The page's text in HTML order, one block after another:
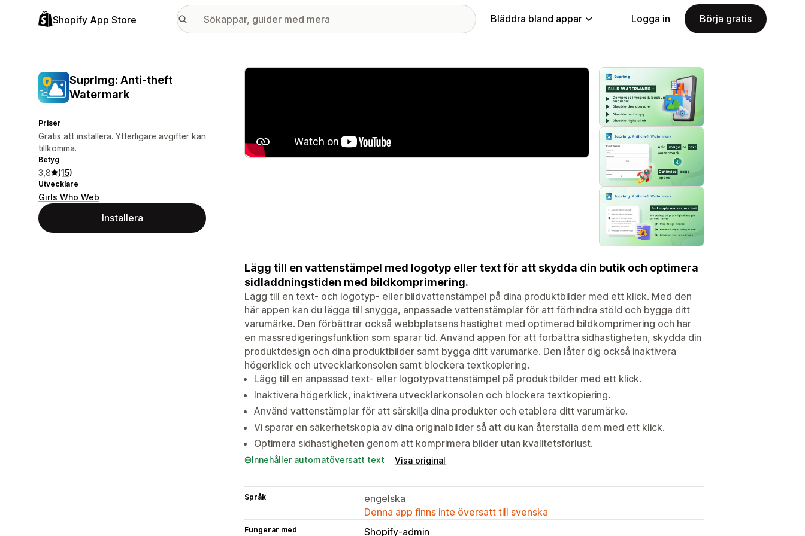
Shopify App Store Bläddra bland appar Logga in Börja gratis
SuprImg: Anti‑theft
Watermark
Priser
Gratis att installera. Ytterligare avgifter kan
tillkomma.
Betyg
3,8 (15)
Utvecklare
Girls Who Web
Installera
Galleri med utvalda bilder
Lägg till en vattenstämpel med logotyp eller text för att skydda din butik och optimera
sidladdningstiden med bildkomprimering.
Lägg till en text- och logotyp- eller bildvattenstämpel på dina produktbilder med ett klick. Med den
här appen kan du lägga till snygga, anpassade vattenstämplar för att förhindra stöld och bygga ditt
varumärke. Den förbättrar också webbplatsens hastighet med optimerad bildkomprimering och har
en massredigeringsfunktion som sparar tid. Använd appen för att förbättra sidhastigheten, skydda din
produktdesign och dina produktbilder samt bygga ditt varumärke. Den låter dig också inaktivera
högerklick och utvecklarkonsolen samt blockera textkopiering.
Lägg till en anpassad text- eller logotypvattenstämpel på produktbilder med ett klick.
Inaktivera högerklick, inaktivera utvecklarkonsolen och blockera textkopiering.
Använd vattenstämplar för att särskilja dina produkter och etablera ditt varumärke.
Vi sparar en säkerhetskopia av dina originalbilder så att du kan återställa dem med ett klick.
Optimera sidhastigheten genom att komprimera bilder utan kvalitetsförlust.
Innehåller automatöversatt text Visa original
Språk
engelska
Denna app finns inte översatt till svenska
Fungerar med Shopify-admin